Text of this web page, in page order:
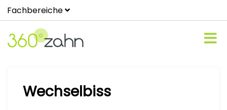
Fachbereiche
Wechselbiss